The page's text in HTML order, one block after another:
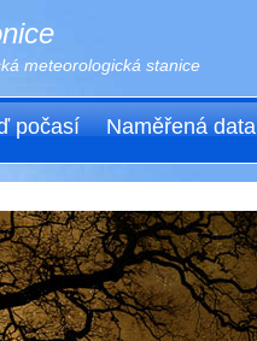
meteorologická stanice
počasí Naměřená data